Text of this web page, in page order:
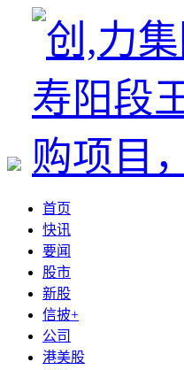
首页
快讯
要闻
股市
新股
信披+
公司
港美股